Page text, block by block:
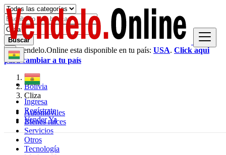
Ingresa
Regístrate
Vender Ya
Buscar
× Vendelo.Online esta disponible en tu país: USA. Click aqui
para cambiar a tu país
Bolivia
Cliza
Automóviles
Bienes raíces
Servicios
Otros
Tecnología